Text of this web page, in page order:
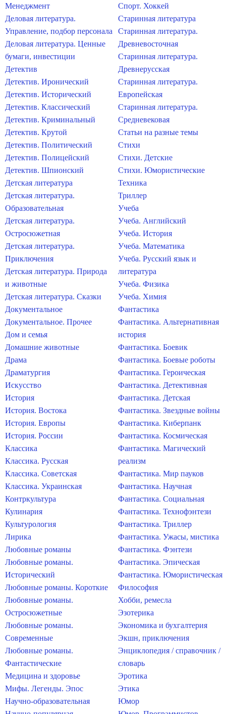
Менеджмент
Деловая литература.
Управление, подбор персонала
Деловая литература. Ценные
бумаги, инвестиции
Детектив
Детектив. Иронический
Детектив. Исторический
Детектив. Классический
Детектив. Криминальный
Детектив. Крутой
Детектив. Политический
Детектив. Полицейский
Детектив. Шпионский
Детская литература
Детская литература.
Образовательная
Детская литература.
Остросюжетная
Детская литература.
Приключения
Детская литература. Природа
и животные
Детская литература. Сказки
Документальное
Документальное. Прочее
Дом и семья
Домашние животные
Драма
Драматургия
Искусство
История
История. Востока
История. Европы
История. России
Классика
Классика. Русская
Классика. Советская
Классика. Украинская
Контркультура
Кулинария
Культурология
Лирика
Любовные романы
Любовные романы.
Исторический
Любовные романы. Короткие
Любовные романы.
Остросюжетные
Любовные романы.
Современные
Любовные романы.
Фантастические
Медицина и здоровье
Мифы. Легенды. Эпос
Научно-образовательная
Спорт. Хоккей
Старинная литература
Старинная литература.
Древневосточная
Старинная литература.
Древнерусская
Старинная литература.
Европейская
Старинная литература.
Средневековая
Статьи на разные темы
Стихи
Стихи. Детские
Стихи. Юмористические
Техника
Триллер
Учеба
Учеба. Английский
Учеба. История
Учеба. Математика
Учеба. Русский язык и
литература
Учеба. Физика
Учеба. Химия
Фантастика
Фантастика. Альтернативная
история
Фантастика. Боевик
Фантастика. Боевые роботы
Фантастика. Героическая
Фантастика. Детективная
Фантастика. Детская
Фантастика. Звездные войны
Фантастика. Киберпанк
Фантастика. Космическая
Фантастика. Магический
реализм
Фантастика. Мир пауков
Фантастика. Научная
Фантастика. Социальная
Фантастика. Технофэнтези
Фантастика. Триллер
Фантастика. Ужасы, мистика
Фантастика. Фэнтези
Фантастика. Эпическая
Фантастика. Юмористическая
Философия
Хобби, ремесла
Эзотерика
Экономика и бухгалтерия
Экшн, приключения
Энциклопедия / справочник /
словарь
Эротика
Этика
Юмор